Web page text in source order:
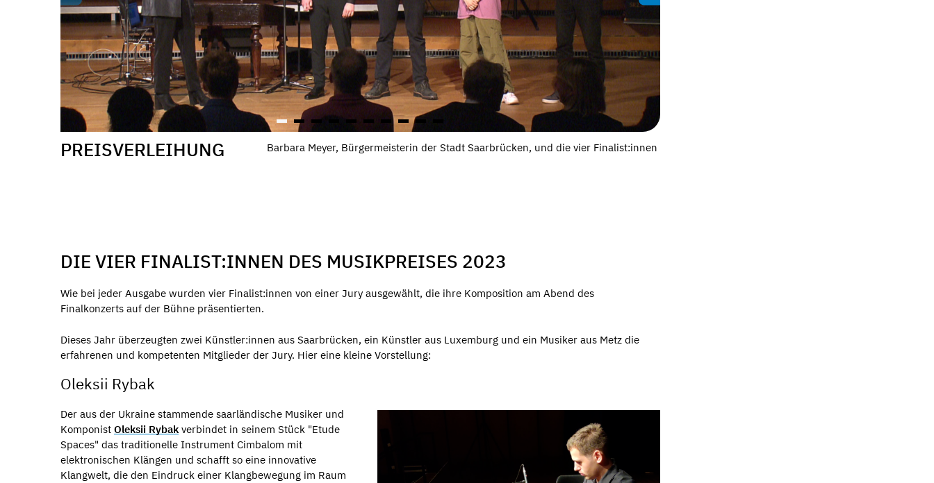
PREISVERLEIHUNG Barbara Meyer, Bürgermeisterin der Stadt Saarbrücken, und die vier Finalist:innen
DIE VIER FINALIST:INNEN DES MUSIKPREISES 2023
Wie bei jeder Ausgabe wurden vier Finalist:innen von einer Jury ausgewählt, die ihre Komposition am Abend des
Finalkonzerts auf der Bühne präsentierten.
Dieses Jahr überzeugten zwei Künstler:innen aus Saarbrücken, ein Künstler aus Luxemburg und ein Musiker aus Metz die
erfahrenen und kompetenten Mitglieder der Jury. Hier eine kleine Vorstellung:
Oleksii Rybak
Der aus der Ukraine stammende saarländische Musiker und
Komponist Oleksii Rybakverbindet in seinem Stück "Etude
Spaces" das traditionelle Instrument Cimbalom mit
elektronischen Klängen und schafft so eine innovative
Klangwelt, die den Eindruck einer Klangbewegung im Raum